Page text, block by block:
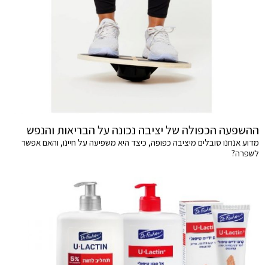
ההשפעה הכפולה של יציבה נכונה על הבריאות והנפש
מדוע אנחנו סובלים מיציבה כפופה, כיצד היא משפיעה על חיינו, והאם אפשר
לשפרה?